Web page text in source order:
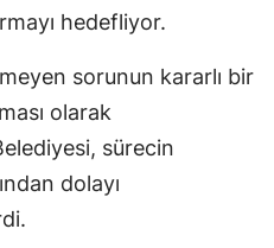
hedefliyor.
sorunun kararlı bir
olarak
sürecin
dolayı